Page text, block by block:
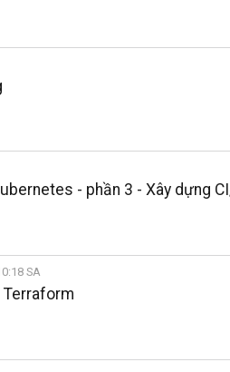
- phần 3 - Xây dựng
SA